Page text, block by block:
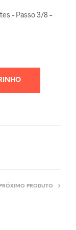
– Passo 3/8 –
PRÓXIMO PRODUTO